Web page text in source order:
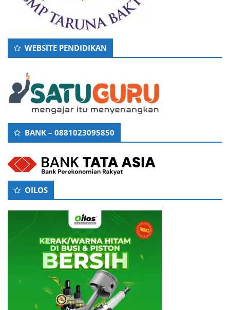
WEBSITE PENDIDIKAN
BANK – 0881023095850
OILOS